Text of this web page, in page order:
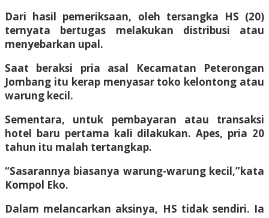
Dari hasil pemeriksaan, oleh tersangka HS (20)
ternyata bertugas melakukan distribusi atau
menyebarkan upal.
Saat beraksi pria asal Kecamatan Peterongan
Jombang itu kerap menyasar toko kelontong atau
warung kecil.
Sementara, untuk pembayaran atau transaksi
hotel baru pertama kali dilakukan. Apes, pria 20
tahun itu malah tertangkap.
“Sasarannya biasanya warung-warung kecil,”kata
Kompol Eko.
Dalam melancarkan aksinya, HS tidak sendiri. Ia